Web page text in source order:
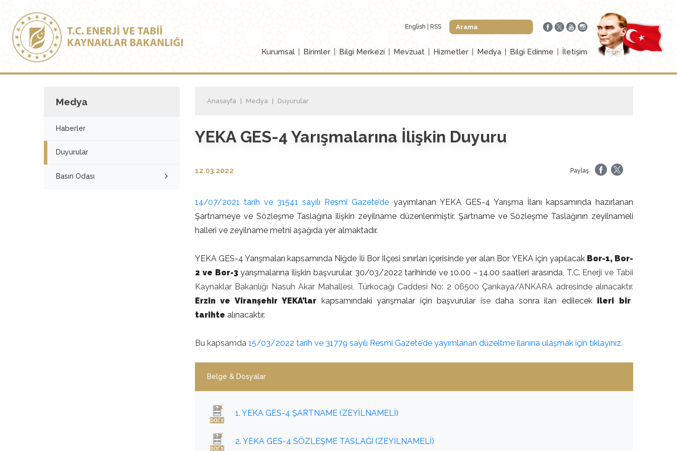
English RSS
Kurumsal Birimler Bilgi Merkezi Mevzuat Hizmetler Medya Bilgi Edinme İletişim
Medya
Haberler
Duyurular
Basın Odası
Anasayfa Medya Duyurular
YEKA GES-4 Yarışmalarına İlişkin Duyuru
12.03.2022 Paylaş
14/07/2021 tarih ve 31541 sayılı Resmî Gazete’de yayımlanan YEKA GES-4 Yarışma İlanı kapsamında hazırlanan
Şartnameye ve Sözleşme Taslağına ilişkin zeyilname düzenlenmiştir. Şartname ve Sözleşme Taslağının zeyilnameli
halleri ve zeyilname metni aşağıda yer almaktadır.
YEKA GES-4 Yarışmaları kapsamında Niğde İli Bor İlçesi sınırları içerisinde yer alan Bor YEKA için yapılacak Bor-1, Bor-
2 ve Bor-3 yarışmalarına ilişkin başvurular, 30/03/2022 tarihinde ve 10.00 – 14.00 saatleri arasında, T.C. Enerji ve Tabii
Kaynaklar Bakanlığı Nasuh Akar Mahallesi, Türkocağı Caddesi No: 2 06500 Çankaya/ANKARA adresinde alınacaktır.
Erzin ve Viranşehir YEKA’lar kapsamındaki yarışmalar için başvurular isedaha sonra ilan edilecek ileri bir
tarihte alınacaktır.
Bu kapsamda 15/03/2022 tarih ve 31779 sayılı Resmi Gazete’de yayımlanan düzeltme ilanına ulaşmak için tıklayınız.
Belge & Dosyalar
1. YEKA GES-4 ŞARTNAME (ZEYİLNAMELİ)
2. YEKA GES-4 SÖZLEŞME TASLAĞI (ZEYİLNAMELİ)